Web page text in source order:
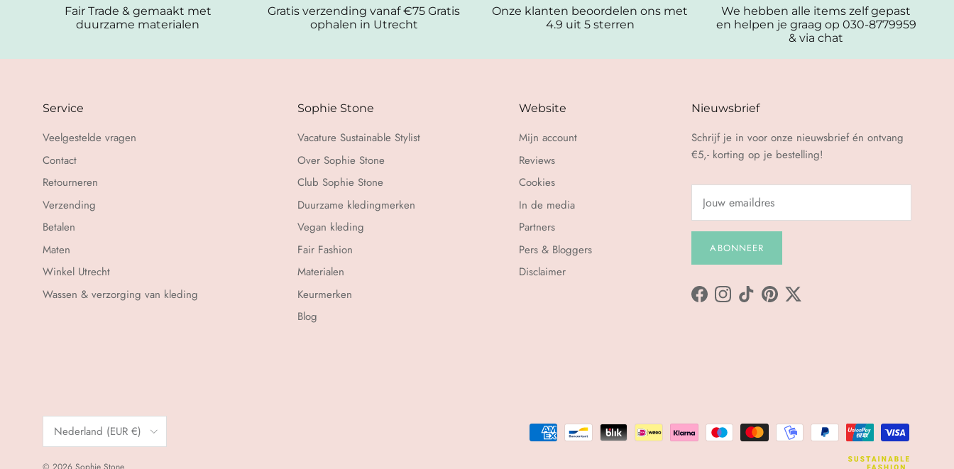
Fair Trade & gemaakt met
duurzame materialen
Gratis verzending vanaf €75 Gratis
ophalen in Utrecht
Onze klanten beoordelen ons met
4.9 uit 5 sterren
We hebben alle items zelf gepast
en helpen je graag op 030-8779959
& via chat
Service
Veelgestelde vragen
Contact
Retourneren
Verzending
Betalen
Maten
Winkel Utrecht
Wassen & verzorging van kleding
Sophie Stone
Vacature Sustainable Stylist
Over Sophie Stone
Club Sophie Stone
Duurzame kledingmerken
Vegan kleding
Fair Fashion
Materialen
Keurmerken
Blog
Website
Mijn account
Reviews
Cookies
In de media
Partners
Pers & Bloggers
Disclaimer
Nieuwsbrief
Schrijf je in voor onze nieuwsbrief én ontvang
€5,- korting op je bestelling!
ABONNEER
FacebookInstagram
TikTokPinterestTwitter
Land/Regio
Nederland (EUR €)